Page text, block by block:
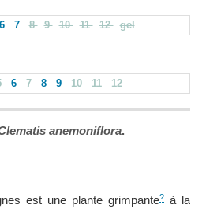
6 7 8 9 10 11 12 gel
6 7 8 9 10 11 12
anemoniflora.
est une plante grimpante? à la